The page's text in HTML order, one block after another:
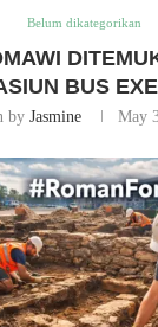
Belum dikategorikan
BUS
by Jasmine May